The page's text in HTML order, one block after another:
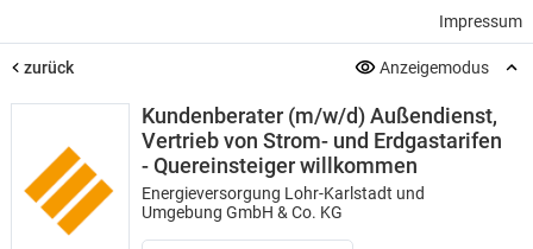
Impressum
zurück Anzeigemodus
Kundenberater (m/w/d) Außendienst,
Vertrieb von Strom- und Erdgastarifen
- Quereinsteiger willkommen
Energieversorgung Lohr-Karlstadt und
Umgebung GmbH & Co. KG